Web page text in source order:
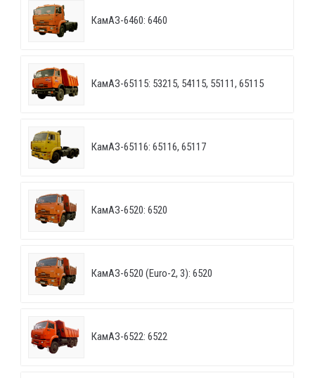
КамАЗ-6460: 6460
КамАЗ-65115: 53215, 54115, 55111, 65115
КамАЗ-65116: 65116, 65117
КамАЗ-6520: 6520
КамАЗ-6520 (Euro-2, 3): 6520
КамАЗ-6522: 6522